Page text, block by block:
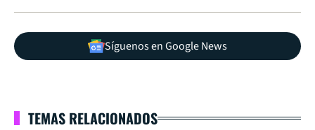
Síguenos en Google News
TEMAS RELACIONADOS